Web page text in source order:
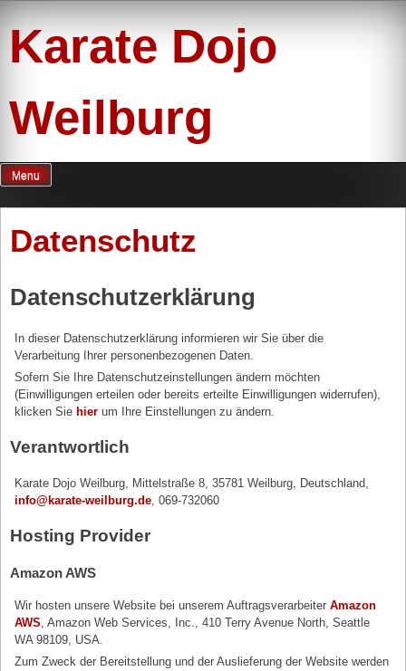
content
Karate Dojo
Weilburg
Menu
Datenschutz
Datenschutzerklärung
In dieser Datenschutzerklärung informieren wir Sie über die
Verarbeitung Ihrer personenbezogenen Daten.
Sofern Sie Ihre Datenschutzeinstellungen ändern möchten
(Einwilligungen erteilen oder bereits erteilte Einwilligungen widerrufen),
klicken Sie hier um Ihre Einstellungen zu ändern.
Verantwortlich
Karate Dojo Weilburg, Mittelstraße 8, 35781 Weilburg, Deutschland,
info@karate-weilburg.de, 069-732060
Hosting Provider
Amazon AWS
Wir hosten unsere Website bei unserem AuftragsverarbeiterAmazon
AWS, Amazon Web Services, Inc., 410 Terry Avenue North, Seattle
WA 98109, USA.
Zum Zweck der Bereitstellung und der Auslieferung der Website werden